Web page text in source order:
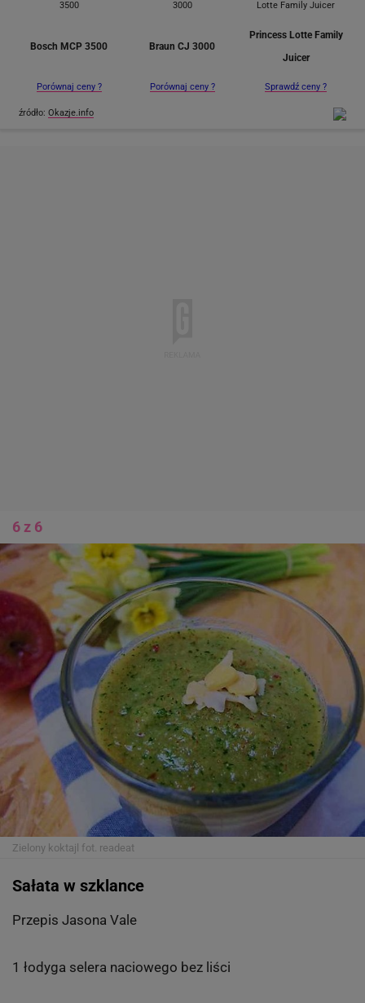
Bosch MCP 3500 Braun CJ 3000
Princess Lotte Family
Juicer
Porównaj ceny ? Porównaj ceny ? Sprawdź ceny ?
źródło: Okazje.info
6 z 6
Zielony koktajl fot. readeat
Sałata w szklance
Przepis Jasona Vale
1 łodyga selera naciowego bez liści